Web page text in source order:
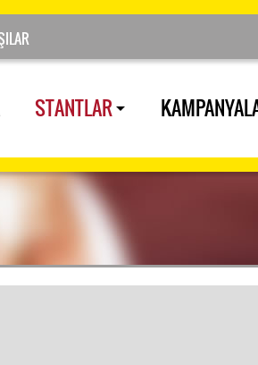
STANTLAR